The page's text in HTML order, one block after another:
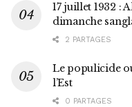
17 juillet 1932 :
dimanche
2 PARTAGES
Le populicide
l’Est
0 PARTAGES